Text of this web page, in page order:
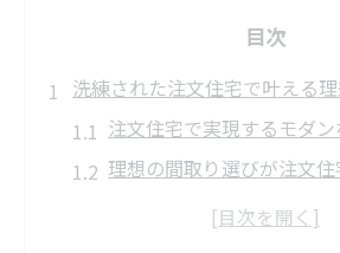
目次
洗練された注文住宅で叶える
注文住宅で実現するモダ
理想の間取り選びが注文